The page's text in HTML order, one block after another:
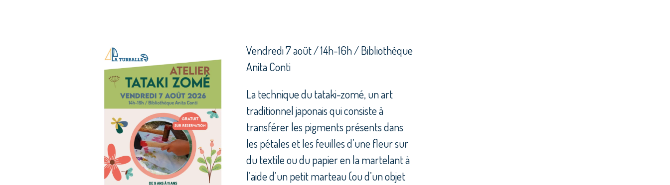
Vendredi 7 août / 14h-16h / Bibliothèque
Anita Conti
La technique du tataki-zomé, un art
traditionnel japonais qui consiste à
transférer les pigments présents dans
les pétales et les feuilles d’une fleur sur
du textile ou du papier en la martelant à
l’aide d’un petit marteau (ou d’un objet